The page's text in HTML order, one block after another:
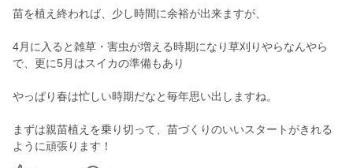
苗を植え終われば、少し時間に余裕が出来ますが、
4月に入ると雑草・害虫が増える時期になり草刈りやらなんやら
で、更に5月はスイカの準備もあり
やっぱり春は忙しい時期だなと毎年思い出しますね。
まずは親苗植えを乗り切って、苗づくりのいいスタートがきれる
ように頑張ります！